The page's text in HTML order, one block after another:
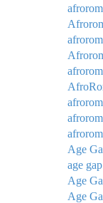
Age
age
Age
Age